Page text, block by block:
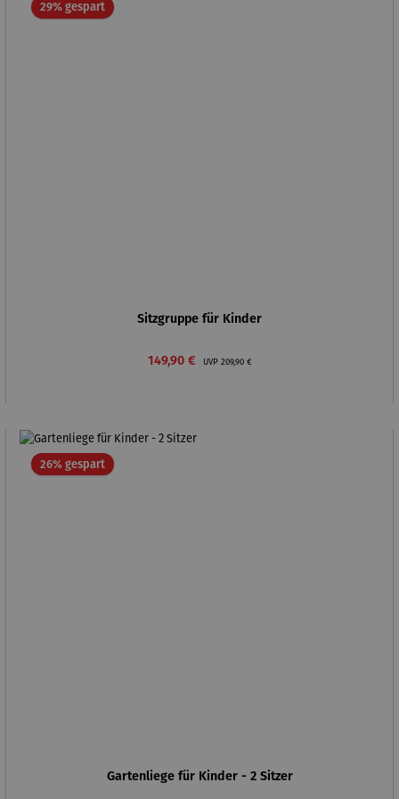
29% gespartRabatt
Sitzgruppe für Kinder
Verkaufspreis:
149,90 € UVP Regulärer Preis:
209,90 €
26% gespartRabatt
Gartenliege für Kinder - 2 Sitzer